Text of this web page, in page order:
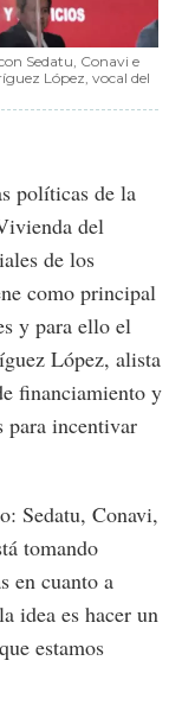
Sedatu, Conavi e
López, vocal del
políticas de la
del
de los
como principal
y para ello el
López, alista
financiamiento y
para incentivar
Sedatu, Conavi,
tomando
en cuanto a
idea es hacer un
estamos